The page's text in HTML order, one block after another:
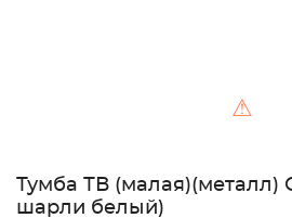
⚠
Тумба ТВ (малая)(металл)
шарли белый)